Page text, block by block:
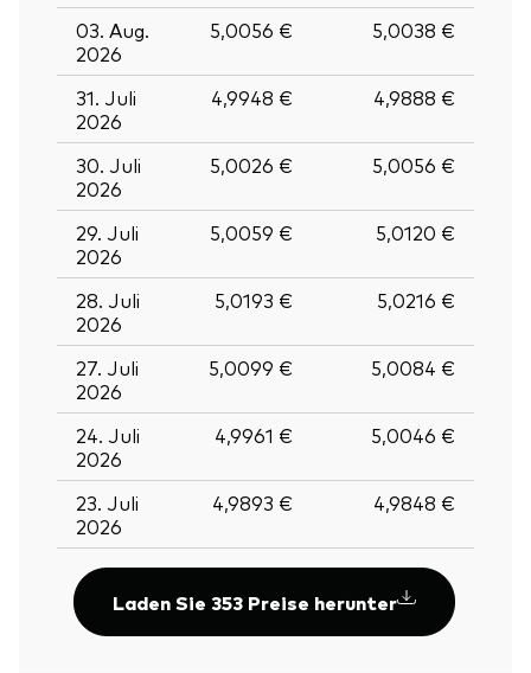
03. Aug.
2026
5,0056 € 5,0038 €
31. Juli
2026
4,9948 € 4,9888 €
30. Juli
2026
5,0026 € 5,0056 €
29. Juli
2026
5,0059 € 5,0120 €
28. Juli
2026
5,0193 € 5,0216 €
27. Juli
2026
5,0099 € 5,0084 €
24. Juli
2026
4,9961 € 5,0046 €
23. Juli
2026
4,9893 € 4,9848 €
Laden Sie 353 Preise herunter